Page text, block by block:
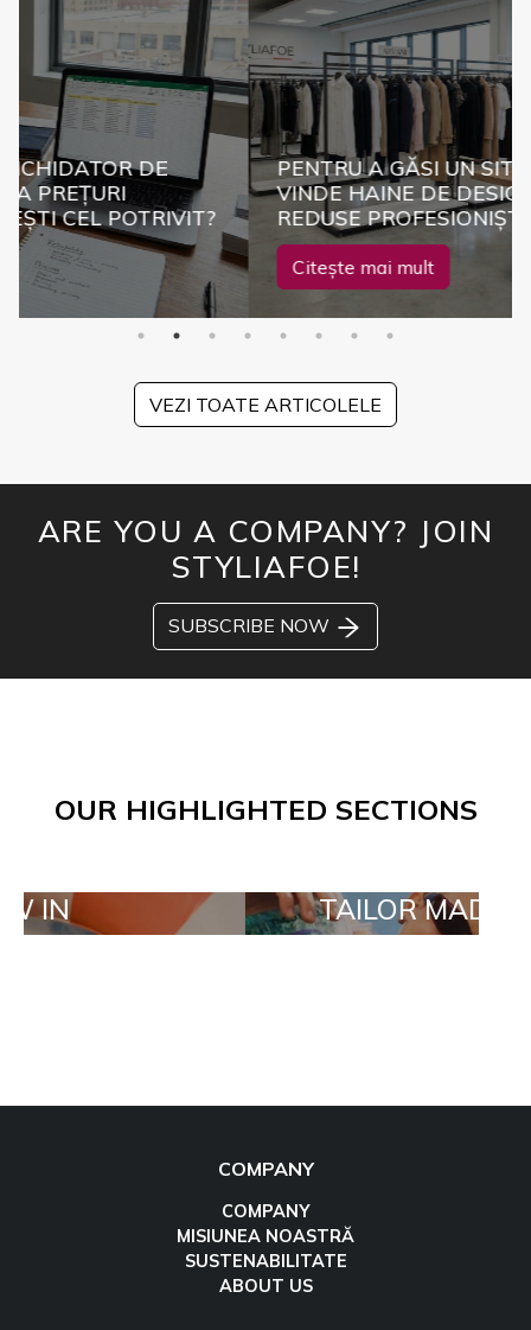
DE
PENTRU A GĂSI UN SITE WEB B2B
VINDE HAINE DE DESIGNER LA
REDUSE PROFESIONIȘTILOR
Citește mai mult
VEZI TOATE ARTICOLELE
ARE YOU A COMPANY? JOIN
STYLIAFOE!
SUBSCRIBE NOW
OUR HIGHLIGHTED SECTIONS
TAILOR MADE ORDERS
COMPANY
COMPANY
MISIUNEA NOASTRĂ
SUSTENABILITATE
ABOUT US